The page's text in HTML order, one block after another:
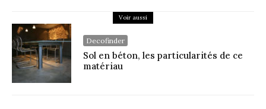
Voir aussi
Decofinder
Sol en béton, les particularités de ce
matériau